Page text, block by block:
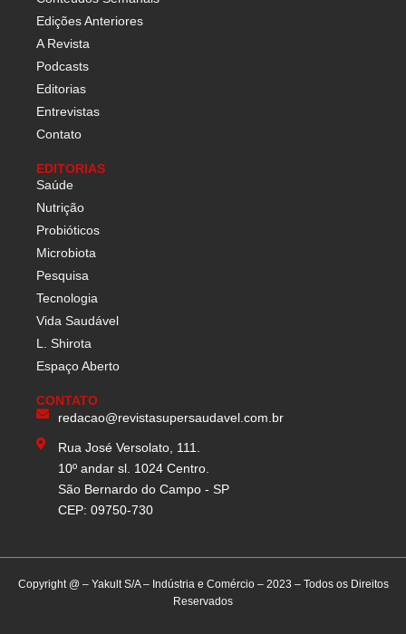
Edições Anteriores
A Revista
Podcasts
Editorias
Entrevistas
Contato
EDITORIAS
Saúde
Nutrição
Probióticos
Microbiota
Pesquisa
Tecnologia
Vida Saudável
L. Shirota
Espaço Aberto
CONTATO
redacao@revistasupersaudavel.com.br
Rua José Versolato, 111.
10º andar sl. 1024 Centro.
São Bernardo do Campo - SP
CEP: 09750-730
Copyright @ – Yakult S/A – Indústria e Comércio – 2023 – Todos os Direitos
Reservados